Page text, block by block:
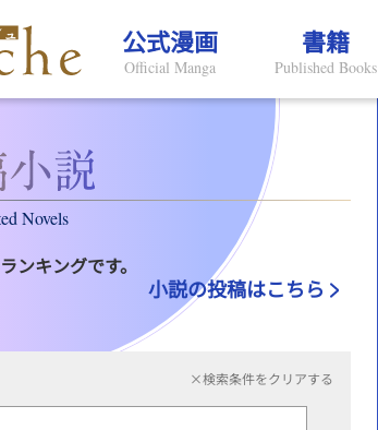
公式漫画
Official Manga
書籍
Published Books
Novels
ンキングです。
小説の投稿はこちら
×検索条件をクリアする